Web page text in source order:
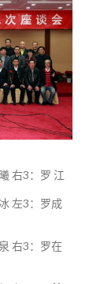
右3：罗 江
左3：罗成
右3：罗在